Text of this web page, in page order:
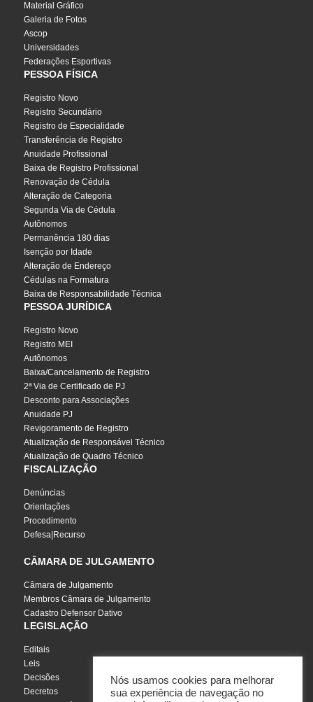
Material Gráfico
Galeria de Fotos
Ascop
Universidades
Federações Esportivas
PESSOA FÍSICA
Registro Novo
Registro Secundário
Registro de Especialidade
Transferência de Registro
Anuidade Profissional
Baixa de Registro Profissional
Renovação de Cédula
Alteração de Categoria
Segunda Via de Cédula
Autônomos
Permanência 180 dias
Isenção por Idade
Alteração de Endereço
Cédulas na Formatura
Baixa de Responsabilidade Técnica
PESSOA JURÍDICA
Registro Novo
Registro MEI
Autônomos
Baixa/Cancelamento de Registro
2ª Via de Certificado de PJ
Desconto para Associações
Anuidade PJ
Revigoramento de Registro
Atualização de Responsável Técnico
Atualização de Quadro Técnico
FISCALIZAÇÃO
Denúncias
Orientações
Procedimento
Defesa|Recurso
CÂMARA DE JULGAMENTO
Câmara de Julgamento
Membros Câmara de Julgamento
Cadastro Defensor Dativo
LEGISLAÇÃO
Editais
Leis
Decisões
Decretos
Nós usamos cookies para melhorar
sua experiência de navegação no